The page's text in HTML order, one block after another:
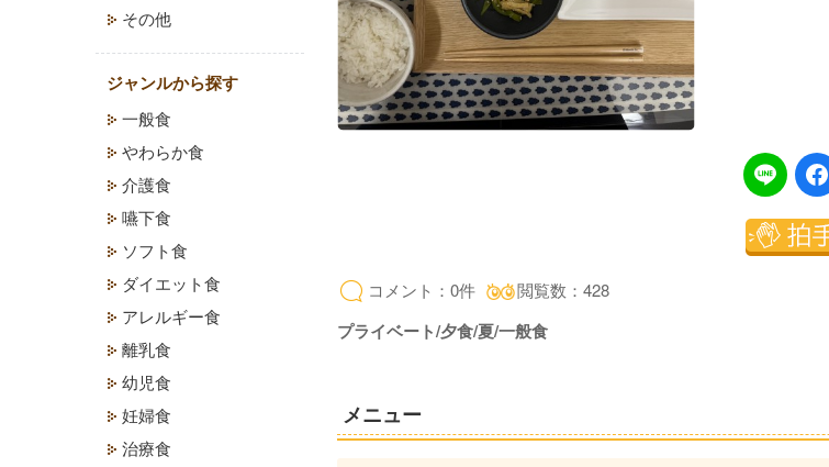
コメント：0件 閲覧数：428
プライベート/夕食/夏/一般食
メニュー
その他
ジャンルから探す
一般食
やわらか食
介護食
嚥下食
ソフト食
ダイエット食
アレルギー食
離乳食
幼児食
妊婦食
治療食